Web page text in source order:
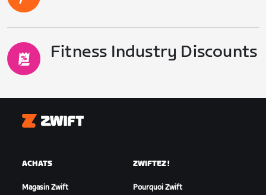
Fitness Industry Discounts
Zwift
ACHATS
Magasin Zwift
ZWIFTEZ !
Pourquoi Zwift